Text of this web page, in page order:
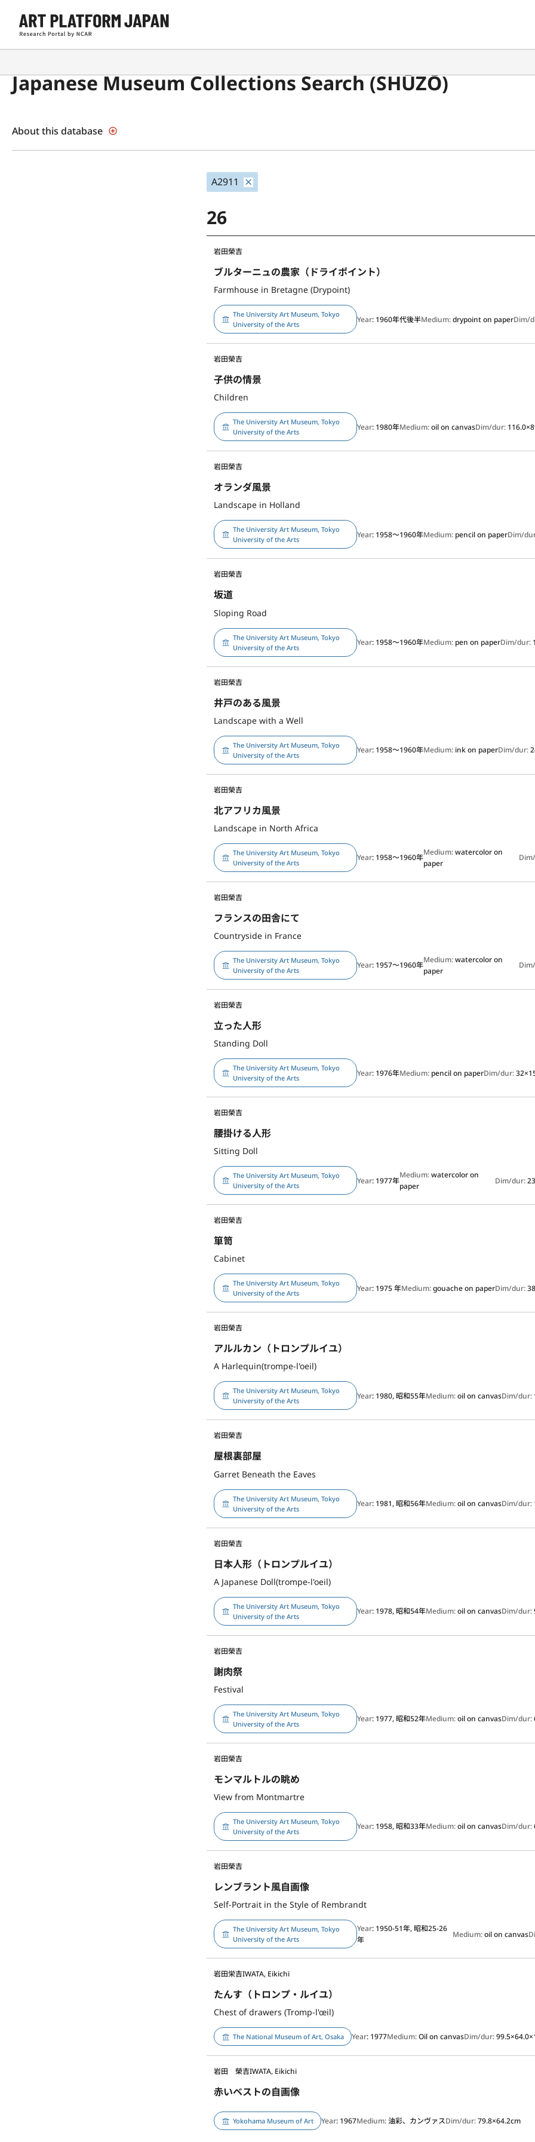
Japanese Museum Collections Search (SHŪZŌ)
About this database
A2911
26
ブルターニュの農家（ドライポイント）
Farmhouse in Bretagne (Drypoint)
岩田榮吉
The University Art Museum, Tokyo
University of the Arts
Year: 1960年代後半Medium:drypoint on paperDim/
子供の情景
Children
岩田榮吉
The University Art Museum, Tokyo
University of the Arts
Year: 1980年Medium:oil on canvasDim/dur:
オランダ風景
Landscape in Holland
岩田榮吉
The University Art Museum, Tokyo
University of the Arts
Year: 1958～1960年Medium: pencil on paperDim/
坂道
Sloping Road
岩田榮吉
The University Art Museum, Tokyo
University of the Arts
Year: 1958～1960年Medium: pen on paperDim/dur:
井戸のある風景
Landscape with a Well
岩田榮吉
The University Art Museum, Tokyo
University of the Arts
Year: 1958～1960年Medium: ink on paperDim/dur:
北アフリカ風景
Landscape in North Africa
岩田榮吉
The University Art Museum, Tokyo
University of the Arts
Year: 1958～1960年
Medium:watercolor on
paper
フランスの田舎にて
Countryside in France
岩田榮吉
The University Art Museum, Tokyo
University of the Arts
Year: 1957～1960年
Medium:watercolor on
paper
立った人形
Standing Doll
岩田榮吉
The University Art Museum, Tokyo
University of the Arts
Year: 1976年Medium: pencil on paperDim/dur:
腰掛ける人形
Sitting Doll
岩田榮吉
The University Art Museum, Tokyo
University of the Arts
Year: 1977年
Medium:watercolor on
paper
Dim/dur:
箪笥
Cabinet
岩田榮吉
The University Art Museum, Tokyo
University of the Arts
Year: 1975 年Medium:gouache on paperDim/dur:
アルルカン（トロンプルイユ）
A Harlequin(trompe-l'oeil)
岩田榮吉
The University Art Museum, Tokyo
University of the Arts
Year: 1980, 昭和55年Medium:oil on canvasDim/dur:
屋根裏部屋
Garret Beneath the Eaves
岩田榮吉
The University Art Museum, Tokyo
University of the Arts
Year: 1981, 昭和56年Medium:oil on canvasDim/dur:
日本人形（トロンプルイユ）
A Japanese Doll(trompe-l'oeil)
岩田榮吉
The University Art Museum, Tokyo
University of the Arts
Year: 1978, 昭和54年Medium:oil on canvasDim/dur:
謝肉祭
Festival
岩田榮吉
The University Art Museum, Tokyo
University of the Arts
Year: 1977, 昭和52年Medium:oil on canvasDim/dur:
モンマルトルの眺め
View from Montmartre
岩田榮吉
The University Art Museum, Tokyo
University of the Arts
Year: 1958, 昭和33年Medium:oil on canvasDim/dur:
レンブラント風自画像
Self-Portrait in the Style of Rembrandt
岩田榮吉
The University Art Museum, Tokyo
University of the Arts
Year: 1950-51年, 昭和25-26
年
Medium:oil on canvas
たんす（トロンプ・ルイユ）
Chest of drawers (Tromp-l'œil)
岩田栄吉IWATA, Eikichi
The National Museum of Art, Osaka Year: 1977Medium:Oil on canvasDim/dur:
赤いベストの自画像
岩田 榮吉IWATA, Eikichi
Yokohama Museum of Art Year: 1967Medium:油彩、カンヴァスDim/dur:79.8×64.2cm